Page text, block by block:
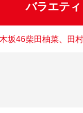
バラエティ
坂46柴田柚菜、田